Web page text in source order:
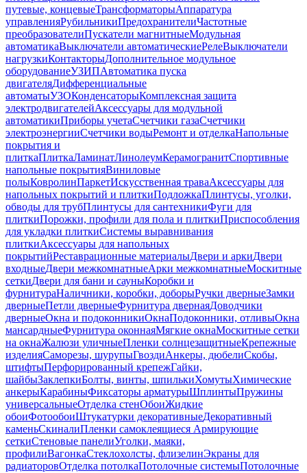
путевые, концевыеТрансформаторыАппаратура
управленияРубильникиПредохранителиЧастотные
преобразователиПускатели магнитныеМодульная
автоматикаВыключатели автоматическиеРелеВыключатели
нагрузкиКонтакторыДополнительное модульное
оборудованиеУЗИПАвтоматика пуска
двигателяДифференциальные
автоматыУЗОКонденсаторыКомплексная защита
электродвигателейАксессуары для модульной
автоматикиПриборы учетаСчетчики газаСчетчики
электроэнергииСчетчики водыРемонт и отделкаНапольные
покрытия и
плиткаПлиткаЛаминатЛинолеумКерамогранитСпортивные
напольные покрытияВиниловые
полыКовролинПаркетИскусственная траваАксессуары для
напольных покрытий и плиткиПодложкаПлинтусы, уголки,
обводы для трубПлинтусы для сантехникиФуги для
плиткиПорожки, профили для пола и плиткиПриспособления
для укладки плиткиСистемы выравнивания
плиткиАксессуары для напольных
покрытийРеставрационные материалыДвери и аркиДвери
входныеДвери межкомнатныеАрки межкомнатныеМоскитные
сеткиДвери для бани и сауныКоробки и
фурнитураНаличники, коробки, доборыРучки дверныеЗамки
дверныеПетли дверныеФурнитура двернаяДоводчики
дверныеОкна и подоконникиОкнаПодоконники, отливыОкна
мансардныеФурнитура оконнаяМягкие окнаМоскитные сетки
на окнаЖалюзи уличныеПленки солнцезащитныеКрепежные
изделияСаморезы, шурупыГвоздиАнкеры, дюбелиСкобы,
штифтыПерфорированный крепежГайки,
шайбыЗаклепкиБолты, винты, шпилькиХомутыХимические
анкерыКарабиныФиксаторы арматурыШплинтыПружины
универсальныеОтделка стенОбоиЖидкие
обоиФотообоиШтукатурки декоративныеДекоративный
каменьСкиналиПленки самоклеящиеся Армирующие
сеткиСтеновые панелиУголки, маяки,
профилиВагонкаСтеклохолсты, флизелинЭкраны для
радиаторовОтделка потолкаПотолочные системыПотолочные